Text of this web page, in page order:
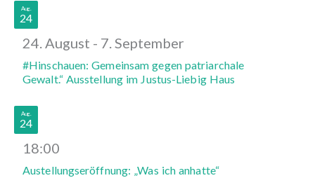
Aug.
24
24. August - 7. September
#Hinschauen: Gemeinsam gegen patriarchale
Gewalt.“ Ausstellung im Justus-Liebig Haus
Aug.
24
18:00
Austellungseröffnung: „Was ich anhatte“